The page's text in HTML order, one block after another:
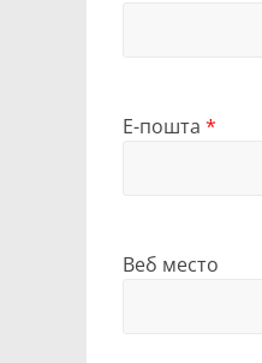
Е-пошта *
Веб место